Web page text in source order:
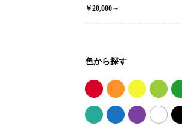
￥20,000～
色から探す